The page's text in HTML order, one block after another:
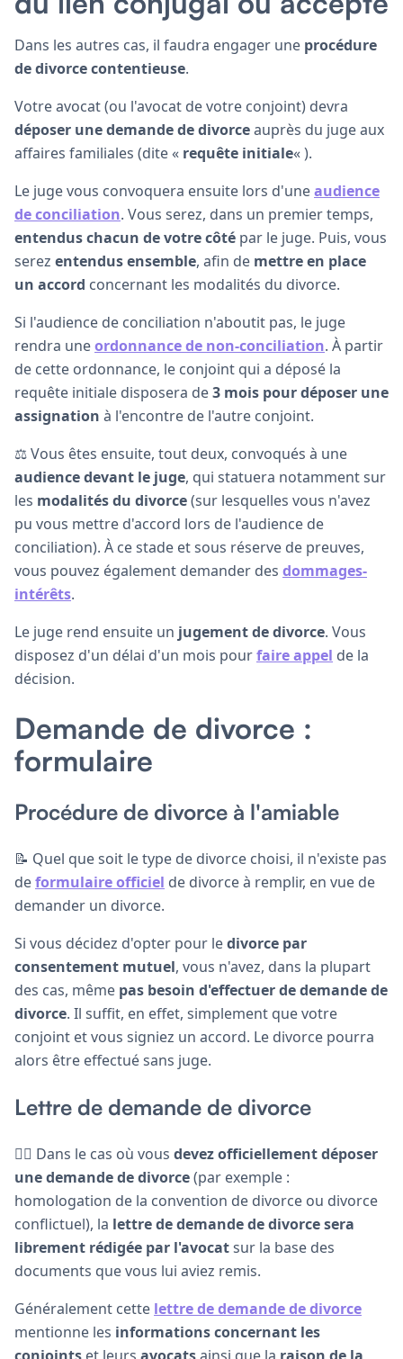
Dans les autres cas, il faudra engager une procédure
de divorce contentieuse.
Votre avocat (ou l'avocat de votre conjoint) devra
déposer une demande de divorceauprès du juge aux
affaires familiales (dite « requête initiale« ).
Le juge vous convoquera ensuite lors d'uneaudience
de conciliation. Vous serez, dans un premier temps,
entendus chacun de votre côté par le juge. Puis, vous
serez entendus ensemble, afin de mettre en place
un accord concernant les modalités du divorce.
Si l'audience de conciliation n'aboutit pas, le juge
rendra uneordonnance de non-conciliation. À partir
de cette ordonnance, le conjoint qui a déposé la
requête initiale disposera de3 mois pour déposer une
assignation à l'encontre de l'autre conjoint.
⚖️ Vous êtes ensuite, tout deux, convoqués à une
audience devant le juge, qui statuera notamment sur
les modalités du divorce(sur lesquelles vous n'avez
pu vous mettre d'accord lors de l'audience de
conciliation). À ce stade et sous réserve de preuves,
vous pouvez également demander des dommages-
intérêts.
Le juge rend ensuite un jugement de divorce. Vous
disposez d'un délai d'un mois pourfaire appel de la
décision.
Demande de divorce :
formulaire
Procédure de divorce à l'amiable
📝 Quel que soit le type de divorce choisi, il n'existe pas
deformulaire officiel de divorce à remplir, en vue de
demander un divorce.
Si vous décidez d'opter pour ledivorce par
consentement mutuel, vous n'avez, dans la plupart
des cas, même pas besoin d'effectuer de demande de
divorce. Il suffit, en effet, simplement que votre
conjoint et vous signiez un accord. Le divorce pourra
alors être effectué sans juge.
Lettre de demande de divorce
👩‍⚖️ Dans le cas où vous devez officiellement déposer
une demande de divorce(par exemple :
homologation de la convention de divorce ou divorce
conflictuel), la lettre de demande de divorce sera
librement rédigée par l'avocatsur la base des
documents que vous lui aviez remis.
Généralement cette lettre de demande de divorce
mentionne les informations concernant les